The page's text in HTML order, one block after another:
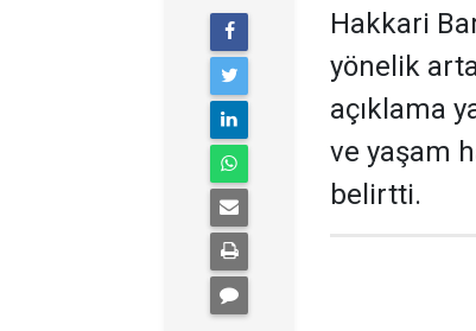
Hakkari
yönelik
açıklama
ve yaşam
belirtti.